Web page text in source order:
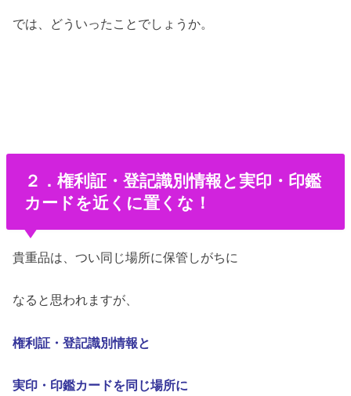
では、どういったことでしょうか。
２．権利証・登記識別情報と実印・印鑑
カードを近くに置くな！
貴重品は、つい同じ場所に保管しがちに
なると思われますが、
権利証・登記識別情報と
実印・印鑑カードを同じ場所に